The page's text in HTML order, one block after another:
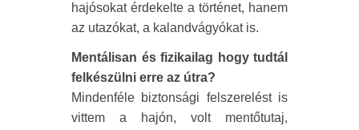
hajósokat érdekelte a történet, hanem
az utazókat, a kalandvágyókat is.
Mentálisan és fizikailag hogy tudtál
felkészülni erre az útra?
Mindenféle biztonsági felszerelést is
vittem a hajón, volt mentőtutaj,